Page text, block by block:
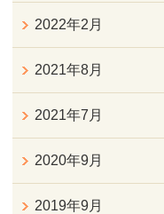
2022年2月
2021年8月
2021年7月
2020年9月
2019年9月